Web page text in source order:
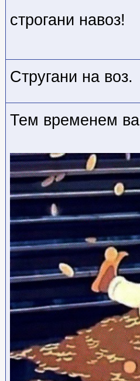
строгани навоз!
Стругани на воз.
Тем временем